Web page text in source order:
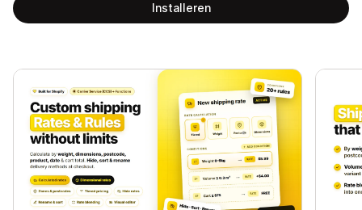
Installeren